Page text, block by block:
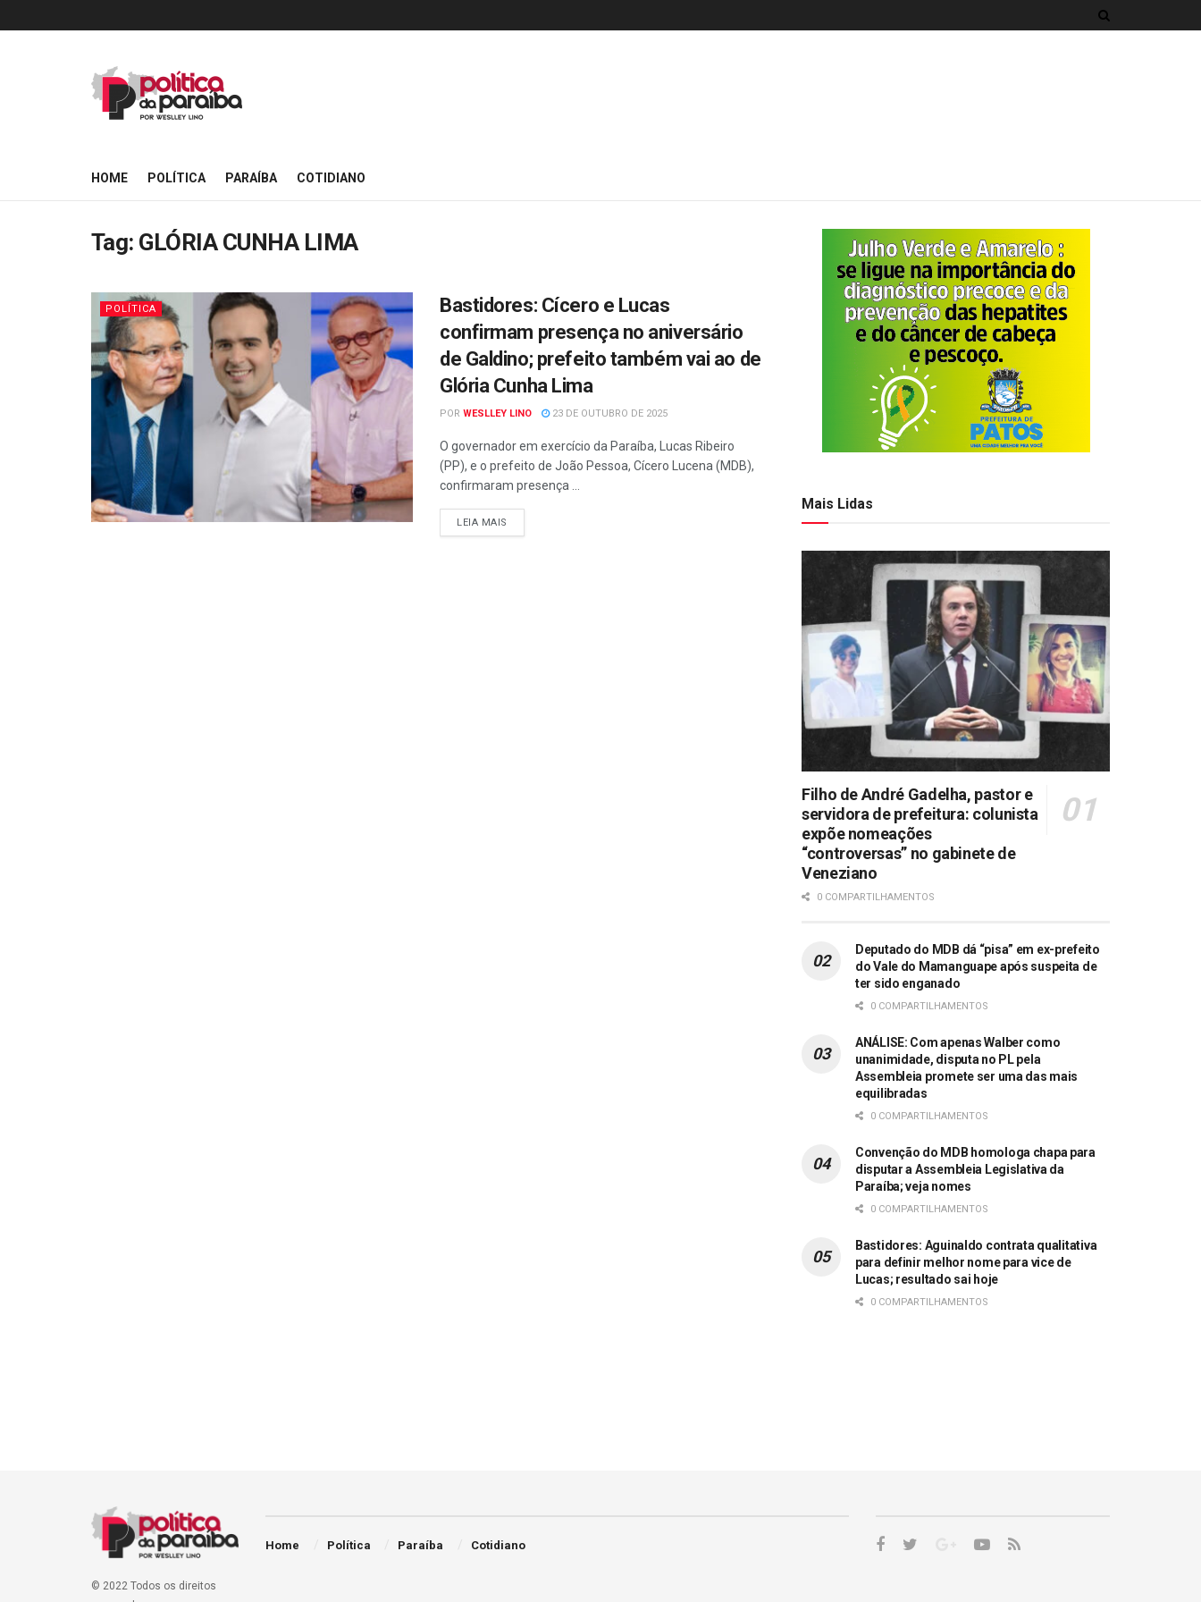
HOME POLÍTICA PARAÍBA COTIDIANO
Tag: GLÓRIA CUNHA LIMA
POLÍTICA
Bastidores: Cícero e Lucas
confirmam presença no aniversário
de Galdino; prefeito também vai ao de
Glória Cunha Lima
POR WESLLEY LINO 23 DE OUTUBRO DE 2025
O governador em exercício da Paraíba, Lucas Ribeiro
(PP), e o prefeito de João Pessoa, Cícero Lucena (MDB),
confirmaram presença ...
LEIA MAIS
Mais Lidas
Filho de André Gadelha, pastor e
servidora de prefeitura: colunista
expõe nomeações
“controversas” no gabinete de
Veneziano
0 COMPARTILHAMENTOS
Deputado do MDB dá “pisa” em ex-prefeito
do Vale do Mamanguape após suspeita de
ter sido enganado
0 COMPARTILHAMENTOS
ANÁLISE: Com apenas Walber como
unanimidade, disputa no PL pela
Assembleia promete ser uma das mais
equilibradas
0 COMPARTILHAMENTOS
Convenção do MDB homologa chapa para
disputar a Assembleia Legislativa da
Paraíba; veja nomes
0 COMPARTILHAMENTOS
Bastidores: Aguinaldo contrata qualitativa
para definir melhor nome para vice de
Lucas; resultado sai hoje
0 COMPARTILHAMENTOS
© 2022 Todos os direitos
Home Política Paraíba Cotidiano